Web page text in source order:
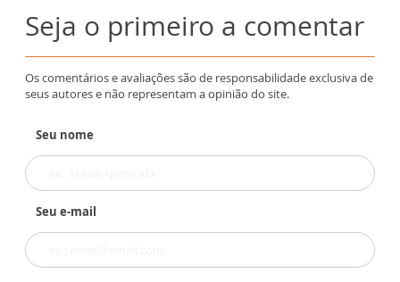
Seja o primeiro a comentar
Os comentários e avaliações são de responsabilidade exclusiva de
seus autores e não representam a opinião do site.
Seu nome
Seu e-mail